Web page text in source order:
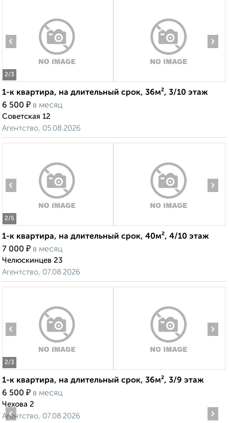
2/3
‹ ›
1-к квартира, на длительный срок, 36м², 3/10 этаж
6 500 ₽ в месяц
Советская 12
Агентство, 05.08.2026
2/5
‹ ›
1-к квартира, на длительный срок, 40м², 4/10 этаж
7 000 ₽ в месяц
Челюскинцев 23
Агентство, 07.08.2026
2/3
‹ ›
1-к квартира, на длительный срок, 36м², 3/9 этаж
6 500 ₽ в месяц
Чехова 2
Агентство, 07.08.2026
‹ ›